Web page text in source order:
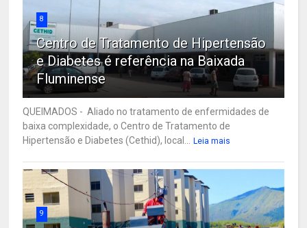
8
Centro de Tratamento de Hipertensão
e Diabetes é referência na Baixada
Fluminense
QUEIMADOS - Aliado no tratamento de enfermidades de
baixa complexidade, o Centro de Tratamento de
Hipertensão e Diabetes (Cethid), local...
Leia mais
9